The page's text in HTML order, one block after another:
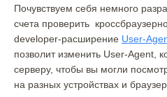
Почувствуем себя немного
счета проверить
developer-расширение User-
позволит изменить User-Agent,
серверу, чтобы вы могли
на разных устройствах и